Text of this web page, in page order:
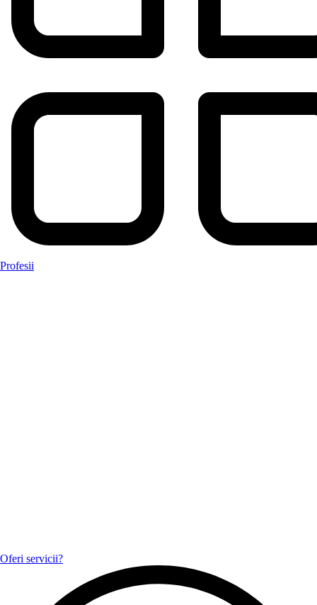
Profesii
Oferi servicii?